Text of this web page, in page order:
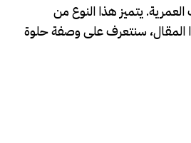
يتميز هذا النوع من
المقال، سنتعرف على وصفة حلوة